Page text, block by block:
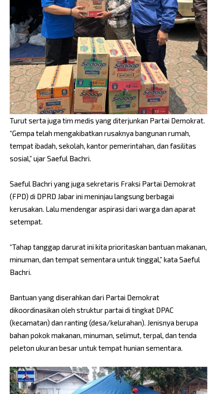
Turut serta juga tim medis yang diterjunkan Partai Demokrat.
“Gempa telah mengakibatkan rusaknya bangunan rumah,
tempat ibadah, sekolah, kantor pemerintahan, dan fasilitas
sosial,” ujar Saeful Bachri.
Saeful Bachri yang juga sekretaris Fraksi Partai Demokrat
(FPD) di DPRD Jabar ini meninjau langsung berbagai
kerusakan. Lalu mendengar aspirasi dari warga dan aparat
setempat.
“Tahap tanggap darurat ini kita prioritaskan bantuan makanan,
minuman, dan tempat sementara untuk tinggal,” kata Saeful
Bachri.
Bantuan yang diserahkan dari Partai Demokrat
dikoordinasikan oleh struktur partai di tingkat DPAC
(kecamatan) dan ranting (desa/kelurahan). Jenisnya berupa
bahan pokok makanan, minuman, selimut, terpal, dan tenda
peleton ukuran besar untuk tempat hunian sementara.